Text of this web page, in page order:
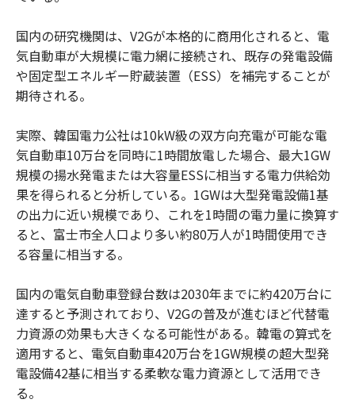
国内の研究機関は、V2Gが本格的に商用化されると、電
気自動車が大規模に電力網に接続され、既存の発電設備
や固定型エネルギー貯蔵装置（ESS）を補完することが
期待される。
実際、韓国電力公社は10kW級の双方向充電が可能な電
気自動車10万台を同時に1時間放電した場合、最大1GW
規模の揚水発電または大容量ESSに相当する電力供給効
果を得られると分析している。1GWは大型発電設備1基
の出力に近い規模であり、これを1時間の電力量に換算す
ると、富士市全人口より多い約80万人が1時間使用でき
る容量に相当する。
国内の電気自動車登録台数は2030年までに約420万台に
達すると予測されており、V2Gの普及が進むほど代替電
力資源の効果も大きくなる可能性がある。韓電の算式を
適用すると、電気自動車420万台を1GW規模の超大型発
電設備42基に相当する柔軟な電力資源として活用でき
る。